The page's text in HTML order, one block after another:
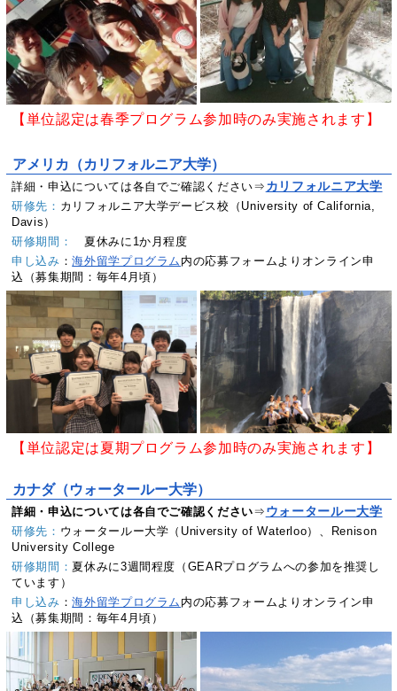
【単位認定は春季プログラム参加時のみ実施されます】
アメリカ（カリフォルニア大学）
詳細・申込については各自でご確認ください⇒ カリフォルニア大学
研修先： カリフォルニア大学デービス校（University of California,
Davis）
研修期間：
夏休みに1か月程度
申し込み ：海外留学プログラム 内の応募フォームよりオンライン申
込（募集期間：毎年4月頃）
【単位認定は夏期プログラム参加時のみ実施されます】
カナダ（ウォータールー大学）
詳細・申込については各自でご確認ください⇒ ウォータールー大学
研修先： ウォータールー大学（University of Waterloo）、Renison
University College
研修期間： 夏休みに3週間程度（GEARプログラムへの参加を推奨し
ています）
申し込み ：海外留学プログラム 内の応募フォームよりオンライン申
込（募集期間：毎年4月頃）